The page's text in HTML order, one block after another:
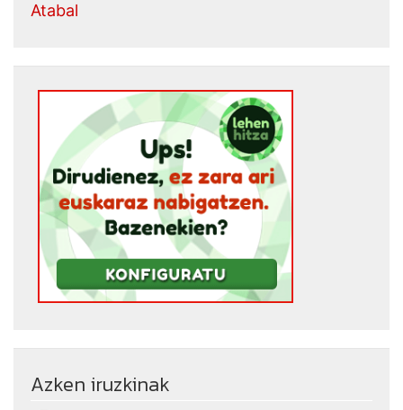
Atabal
Azken iruzkinak